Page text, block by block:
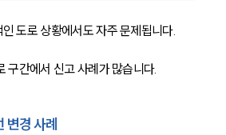
도로 상황에서도 자주 문제됩니다.
구간에서 신고 사례가 많습니다.
변경 사례